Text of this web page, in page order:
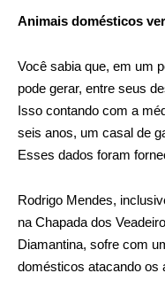
Animais domésticos
Você sabia que, em um
pode gerar, entre seus
Isso contando com a
seis anos, um casal de
Esses dados foram
Rodrigo Mendes,
na Chapada dos
Diamantina, sofre com
domésticos atacando os